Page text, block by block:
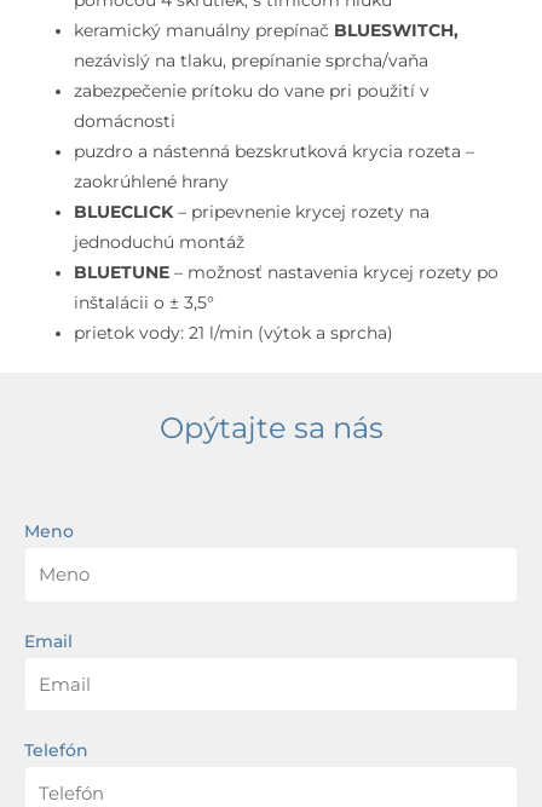
keramický manuálny prepínač BLUESWITCH,
nezávislý na tlaku, prepínanie sprcha/vaňa
zabezpečenie prítoku do vane pri použití v
domácnosti
puzdro a nástenná bezskrutková krycia rozeta –
zaokrúhlené hrany
BLUECLICK – pripevnenie krycej rozety na
jednoduchú montáž
BLUETUNE – možnosť nastavenia krycej rozety po
inštalácii o ± 3,5°
prietok vody: 21 l/min (výtok a sprcha)
Opýtajte sa nás
Meno
Email
Telefón